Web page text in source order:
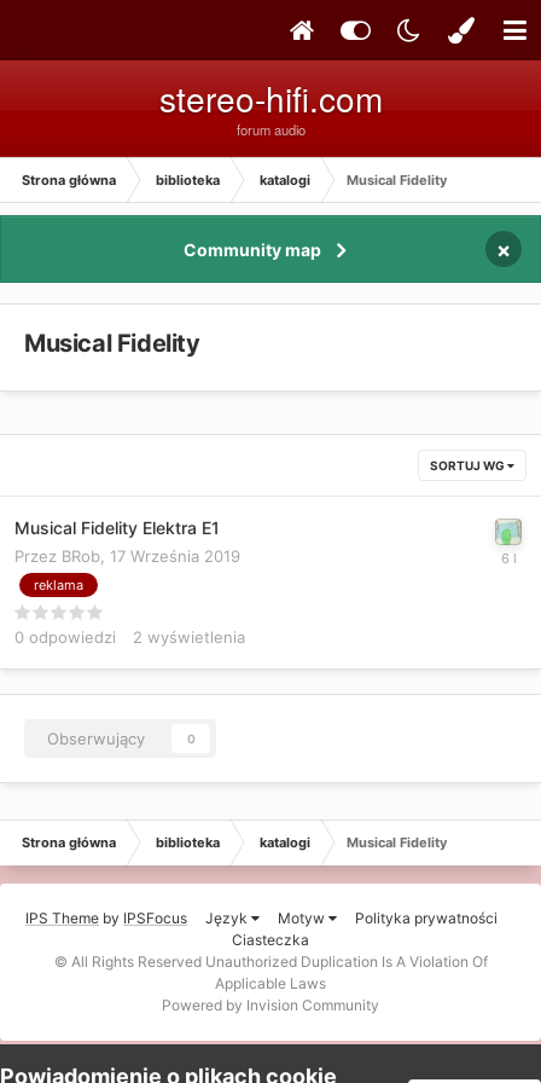
stereo-hifi.com
forum audio
Strona główna biblioteka katalogi Musical Fidelity
Community map ×
Musical Fidelity
SORTUJ WG
Musical Fidelity Elektra E1
Przez BRob, 17 Września 2019
reklama
0 odpowiedzi 2 wyświetlenia
Obserwujący 0
Strona główna biblioteka katalogi Musical Fidelity
IPS Theme by IPSFocus Język Motyw
Polityka prywatności
Ciasteczka
© All Rights Reserved Unauthorized Duplication Is A Violation Of
Applicable Laws
Powered by Invision Community
Powiadomienie o plikach cookie